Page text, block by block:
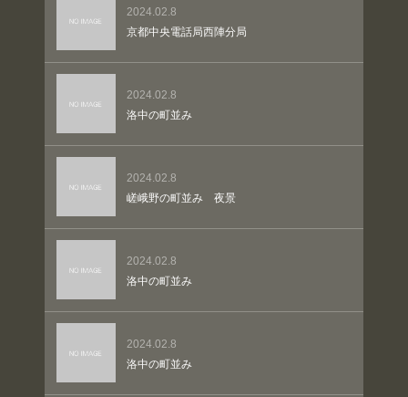
2024.02.8
京都中央電話局西陣分局
2024.02.8
洛中の町並み
2024.02.8
嵯峨野の町並み 夜景
2024.02.8
洛中の町並み
2024.02.8
洛中の町並み